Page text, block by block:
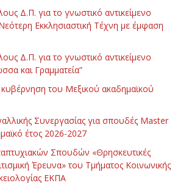
Δ.Π. για το γνωστικό αντικείμενο
Εκκλησιαστική Τέχνη με έμφαση
Δ.Π. για το γνωστικό αντικείμενο
και Γραμματεία”
του Μεξικού ακαδημαϊκού
Συνεργασίας για σπουδές Master
έτος 2026-2027
Σπουδών «Θρησκευτικές
Έρευνα» του Τμήματος Κοινωνικής
ΕΚΠΑ